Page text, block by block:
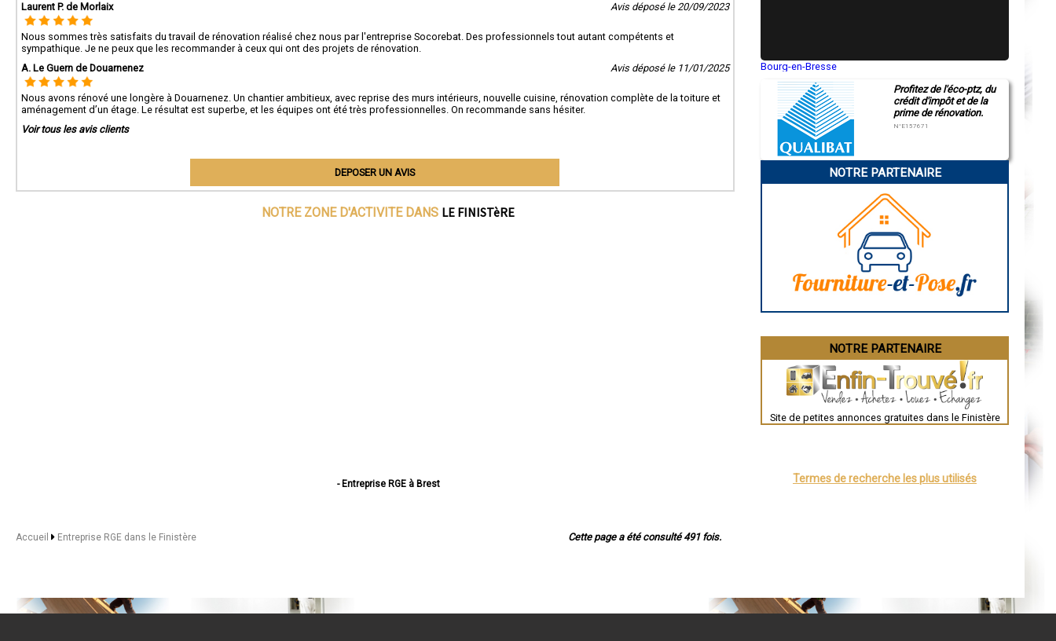
Laurent P. de Morlaix Avis déposé le 20/09/2023
Nous sommes très satisfaits du travail de rénovation réalisé chez nous par l'entreprise Socorebat. Des professionnels tout autant compétents et
sympathique. Je ne peux que les recommander à ceux qui ont des projets de rénovation.
A. Le Guern de Douarnenez
Avis déposé le 11/01/2025
Nous avons rénové une longère à Douarnenez. Un chantier ambitieux, avec reprise des murs intérieurs, nouvelle cuisine, rénovation complète de la toiture et
aménagement d’un étage. Le résultat est superbe, et les équipes ont été très professionnelles. On recommande sans hésiter.
Voir tous les avis clients
DEPOSER UN AVIS
NOTRE ZONE D'ACTIVITE DANS LE FINISTèRE
- Entreprise RGE à Brest
- Entreprise RGE à Plouzané
- Entreprise RGE à Quimperlé
Cette page a été consulté 491 fois.
Accueil Entreprise RGE dans le Finistère
Bourg-en-Bresse
Montluçon
Manosque
Gap
Charleville-Mézières
Pamiers
Narbonne
Brive-la-Gaillarde
Guéret
Besançon
Évreux
Chartres
Nîmes
Auch
Agen
Mende
Profitez de l'éco-ptz, du
crédit d'impôt et de la
prime de rénovation.
N°E157671
NOTRE PARTENAIRE
NOTRE PARTENAIRE
Site de petites annonces gratuites dans le Finistère
Termes de recherche les plus utilisés